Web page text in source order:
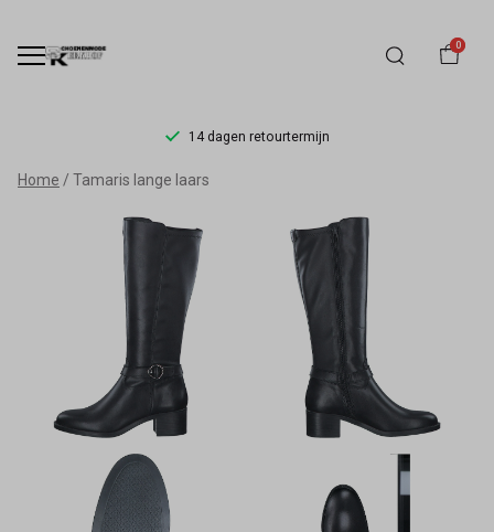
0
14 dagen retourtermijn
Tamaris
Schoenmode
Kerkhof
Home Tamaris lange laars